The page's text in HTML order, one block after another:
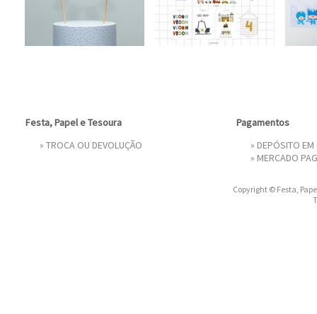
Festa, Papel e Tesoura
» TROCA OU DEVOLUÇÃO
Pagamentos
» DEPÓSITO EM
» MERCADO
Copyright © Festa,